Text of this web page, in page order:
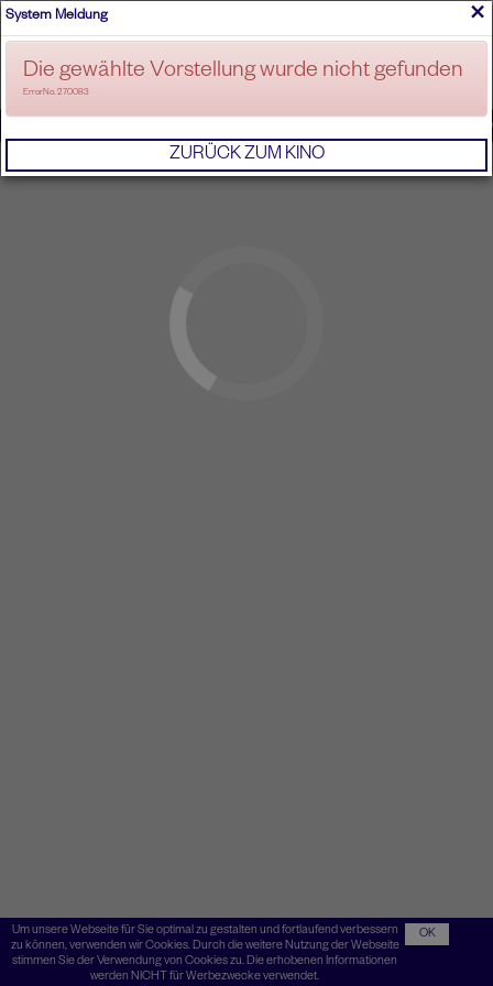
ANMELDEN
Um unsere Webseite für Sie optimal zu gestalten und fortlaufend verbessern
zu können, verwenden wir Cookies. Durch die weitere Nutzung der Webseite
stimmen Sie der Verwendung von Cookies zu. Die erhobenen Informationen
werden NICHT für Werbezwecke verwendet.
OK
×
System Meldung
Die gewählte Vorstellung wurde nicht gefunden
ErrorNo. 270083
ZURÜCK ZUM KINO